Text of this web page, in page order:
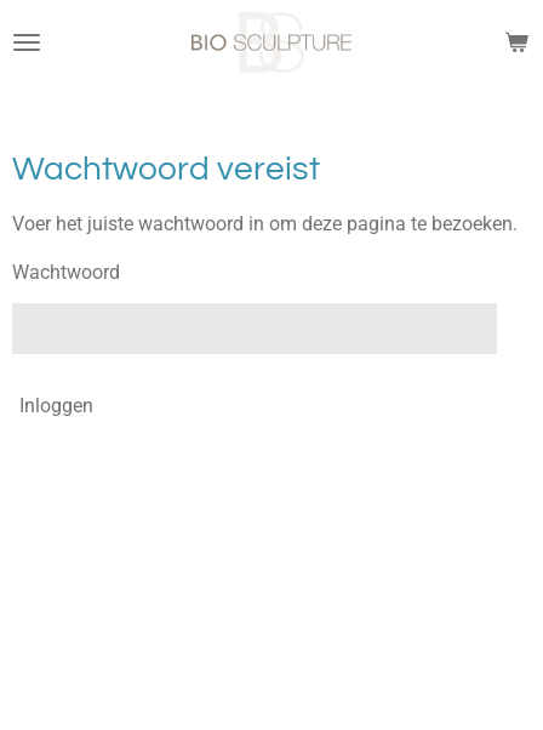
direct
Wachtwoord vereist
Voer het juiste wachtwoord in om deze pagina te bezoeken.
Wachtwoord
Inloggen